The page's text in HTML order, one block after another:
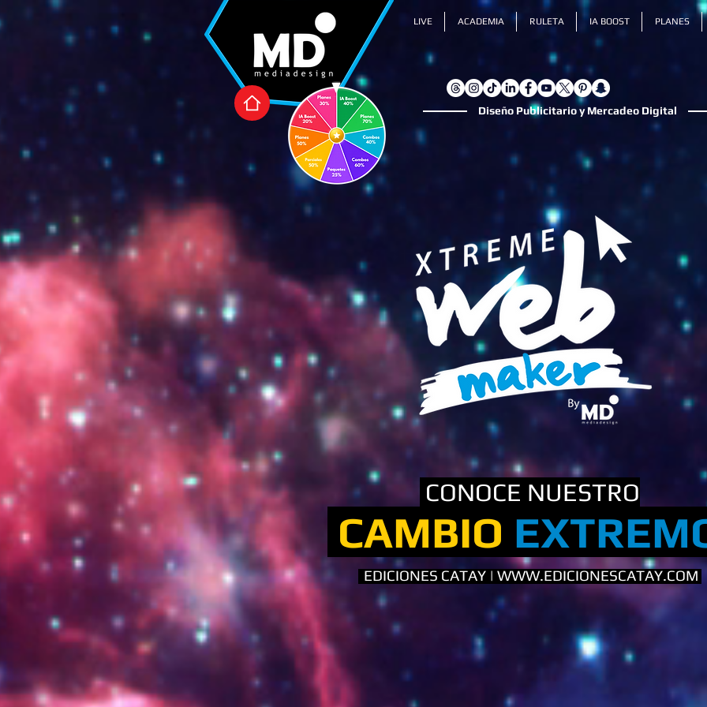
Diseño Publicitario y Mercadeo Digital
LIVE ACADEMIA RULETA IA BOOST PLANES
CONOCE NUESTRO
CAMBIO
EDICIONES CATAY | WWW.EDICIONESCATAY.COM